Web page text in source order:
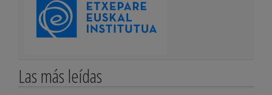
Las más leídas